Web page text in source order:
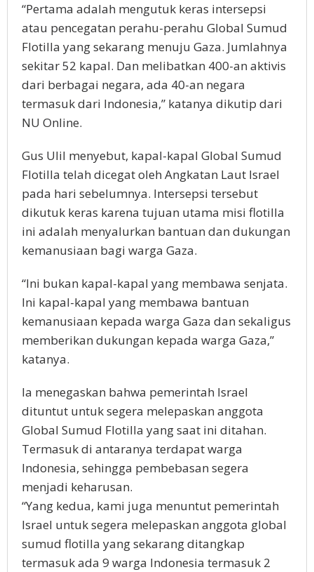
“Pertama adalah mengutuk keras intersepsi
atau pencegatan perahu-perahu Global Sumud
Flotilla yang sekarang menuju Gaza. Jumlahnya
sekitar 52 kapal. Dan melibatkan 400-an aktivis
dari berbagai negara, ada 40-an negara
termasuk dari Indonesia,” katanya dikutip dari
NU Online.
Gus Ulil menyebut, kapal-kapal Global Sumud
Flotilla telah dicegat oleh Angkatan Laut Israel
pada hari sebelumnya. Intersepsi tersebut
dikutuk keras karena tujuan utama misi flotilla
ini adalah menyalurkan bantuan dan dukungan
kemanusiaan bagi warga Gaza.
“Ini bukan kapal-kapal yang membawa senjata.
Ini kapal-kapal yang membawa bantuan
kemanusiaan kepada warga Gaza dan sekaligus
memberikan dukungan kepada warga Gaza,”
katanya.
Ia menegaskan bahwa pemerintah Israel
dituntut untuk segera melepaskan anggota
Global Sumud Flotilla yang saat ini ditahan.
Termasuk di antaranya terdapat warga
Indonesia, sehingga pembebasan segera
menjadi keharusan.
“Yang kedua, kami juga menuntut pemerintah
Israel untuk segera melepaskan anggota global
sumud flotilla yang sekarang ditangkap
termasuk ada 9 warga Indonesia termasuk 2